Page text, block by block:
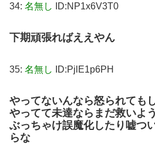
34: 名無し ID:NP1x6V3T0
下期頑張ればええやん
35: 名無し ID:PjlE1p6PH
やってないんなら怒られても
やってて未達ならまだ救いよ
ぶっちゃけ誤魔化したり嘘つ
らな